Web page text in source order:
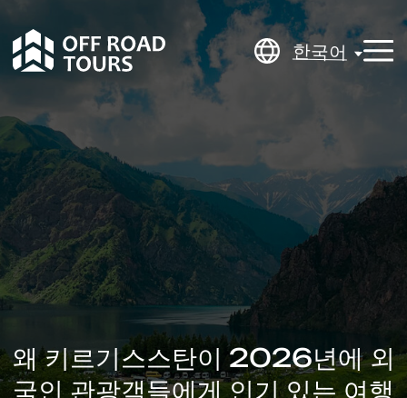
한국어
한국어
왜 키르기스스탄이 2026년에 외
국인 관광객들에게 인기 있는 여행
지가 되고 있는가?